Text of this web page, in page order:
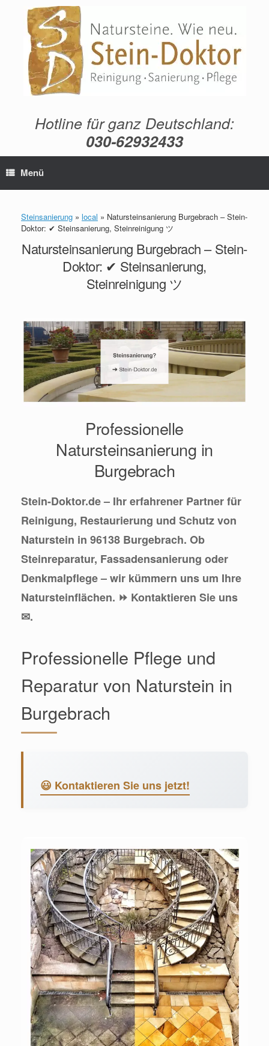
springen
Hotline für ganz Deutschland:
030-62932433
Menü
Steinsanierung » local » Natursteinsanierung Burgebrach – Stein-
Doktor: ✔ Steinsanierung, Steinreinigung ツ
Natursteinsanierung Burgebrach – Stein-
Doktor: ✔ Steinsanierung,
Steinreinigung ツ
Professionelle
Natursteinsanierung in
Burgebrach
Stein-Doktor.de – Ihr erfahrener Partner für
Reinigung, Restaurierung und Schutz von
Naturstein in 96138 Burgebrach. Ob
Steinreparatur, Fassadensanierung oder
Denkmalpflege – wir kümmern uns um Ihre
Natursteinflächen. ⏩ Kontaktieren Sie uns
✉.
Professionelle Pflege und
Reparatur von Naturstein in
Burgebrach
😃 Kontaktieren Sie uns jetzt!